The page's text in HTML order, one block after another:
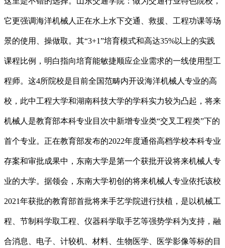
它更强调海洋机械人正在水上水下交通、救援、工程功课等场
景的使用、操做取。其“3+1”培育模式和高达35%以上的实践
课程比例，明白指向培育能敏捷顺应企业需求的一线使用型工
程师。这4所院校是目前全国范畴内开设海洋机械人专业的高
校，此中工程大学和湖南科技大学的学科实力较为凸起，将来
机械人是教育部本科专业目次中新增专业类“交叉工程类”下的
首个专业。正在教育部发布的2022年度通俗高档学校本科专业
存案和审批成果中，东南大学是第一个获批开设将来机械人专
业的大学。据领会，东南大学初创的将来机械人专业依托该校
2021年获批的教育部首批将来手艺学院进行扶植，是以机械工
程、节制科学取工程、仪器科学取手艺等强势学科为支持，融
合消息、电子、计较机、材料、生物医学、医学影像等标的目